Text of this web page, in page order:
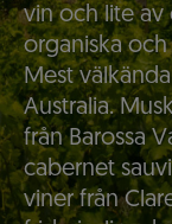
vin och lite av
organiska
Mest
Australia.
från Barossa
cabernet
viner från